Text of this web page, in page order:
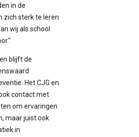
in de
zich sterk te leren
wij als school
blijft de
Het CJG en
contact met
om ervaringen
maar juist ook
in